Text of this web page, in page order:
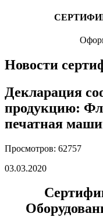
Новости
Декларация
продукцию:
печатная
Просмотров: 62757
03.03.2020